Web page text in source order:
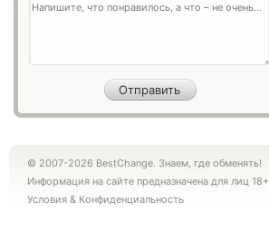
© 2007-2026 BestChange. Знаем, где обменять!
Информация на сайте предназначена для лиц 18+
Условия & Конфиденциальность